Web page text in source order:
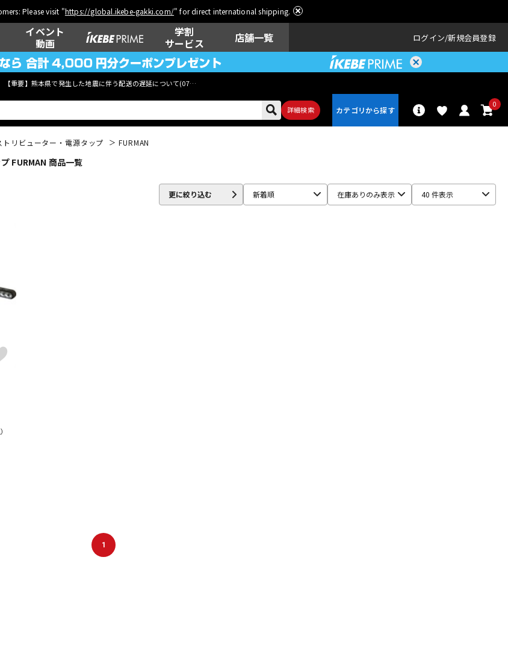
Please visit "https://global.ikebe-gakki.com/" for direct international shipping.
イベント
動画
学割
サービス
店舗一覧 ログイン 新規会員登録
【重要】熊本県で発生した地震に伴う配送の遅延について(07月29日
詳細検索
0
ベース
トリビューター・電源タップ FURMAN
FURMAN 商品一覧
更に絞り込む 新着順 在庫ありのみ表示 40 件表示
1